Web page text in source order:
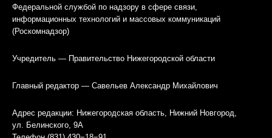
Федеральной службой по надзору в сфере связи,
информационных технологий и массовых коммуникаций
(Роскомнадзор)
Учредитель — Правительство Нижегородской области
Главный редактор — Савельев Александр Михайлович
Адрес редакции: Нижегородская область, Нижний Новгород,
ул. Белинского, 9А